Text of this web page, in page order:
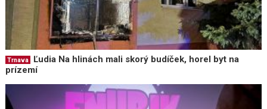
Trnava
Ľudia Na hlinách mali skorý budíček, horel byt na
prízemí